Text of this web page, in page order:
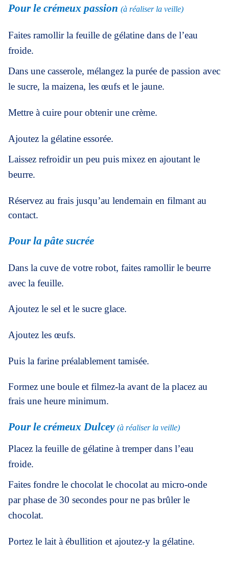
Pour le crémeux passion (à réaliser la veille)
Faites ramollir la feuille de gélatine dans de l’eau
froide.
Dans une casserole, mélangez la purée de passion avec
le sucre, la maizena, les œufs et le jaune.
Mettre à cuire pour obtenir une crème.
Ajoutez la gélatine essorée.
Laissez refroidir un peu puis mixez en ajoutant le
beurre.
Réservez au frais jusqu’au lendemain en filmant au
contact.
Pour la pâte sucrée
Dans la cuve de votre robot, faites ramollir le beurre
avec la feuille.
Ajoutez le sel et le sucre glace.
Ajoutez les œufs.
Puis la farine préalablement tamisée.
Formez une boule et filmez-la avant de la placez au
frais une heure minimum.
Pour le crémeux Dulcey (à réaliser la veille)
Placez la feuille de gélatine à tremper dans l’eau
froide.
Faites fondre le chocolat le chocolat au micro-onde
par phase de 30 secondes pour ne pas brûler le
chocolat.
Portez le lait à ébullition et ajoutez-y la gélatine.